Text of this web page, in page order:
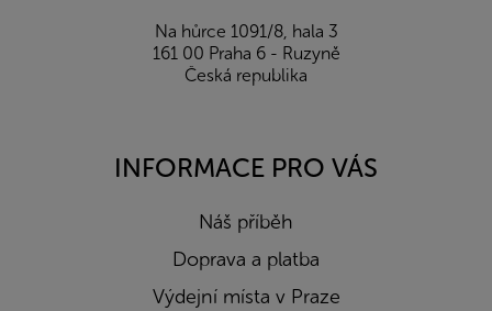
Na hůrce 1091/8, hala 3
161 00 Praha 6 - Ruzyně
Česká republika
INFORMACE PRO VÁS
Náš příběh
Doprava a platba
Výdejní místa v Praze